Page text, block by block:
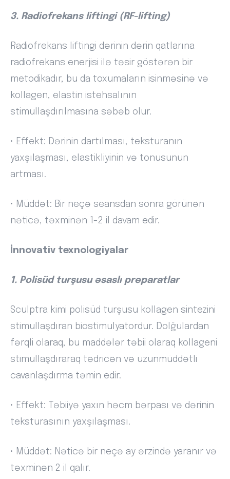
3. Radiofrekans liftingi (RF-lifting)
Radiofrekans liftingi dərinin dərin qatlarına
radiofrekans enerjisi ilə təsir göstərən bir
metodikadır, bu da toxumaların isinməsinə və
kollagen, elastin istehsalının
stimullaşdırılmasına səbəb olur.
• Effekt: Dərinin dartılması, teksturanın
yaxşılaşması, elastikliyinin və tonusunun
artması.
• Müddət: Bir neçə seansdan sonra görünən
nəticə, təxminən 1-2 il davam edir.
İnnovativ texnologiyalar
1. Polisüd turşusu əsaslı preparatlar
Sculptra kimi polisüd turşusu kollagen sintezini
stimullaşdıran biostimulyatordur. Dolğulardan
fərqli olaraq, bu maddələr təbii olaraq kollageni
stimullaşdıraraq tədricən və uzunmüddətli
cavanlaşdırma təmin edir.
• Effekt: Təbiiyə yaxın həcm bərpası və dərinin
teksturasının yaxşılaşması.
• Müddət: Nəticə bir neçə ay ərzində yaranır və
təxminən 2 il qalır.